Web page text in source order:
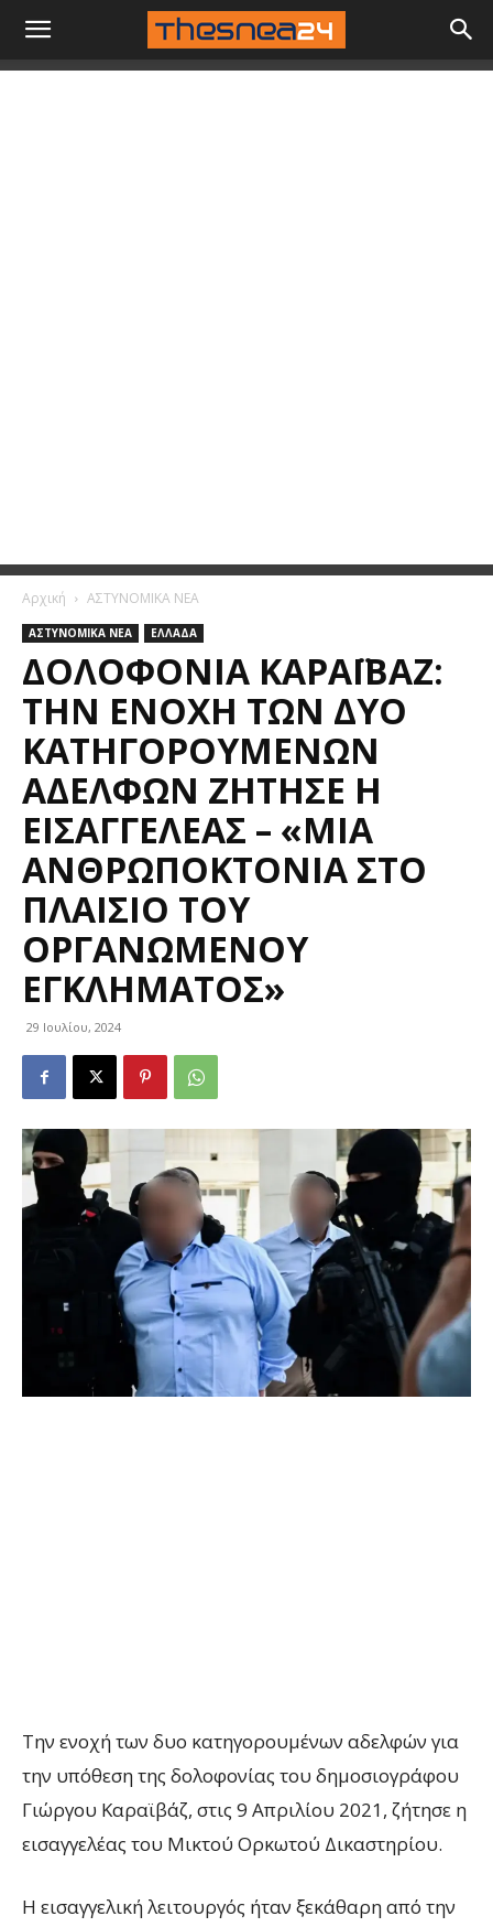
Αρχική ΑΣΤΥΝΟΜΙΚΑ ΝΕΑ
ΑΣΤΥΝΟΜΙΚΑ ΝΕΑ ΕΛΛΑΔΑ
ΔΟΛΟΦΟΝΊΑ ΚΑΡΑΪΒΆΖ:
ΤΗΝ ΕΝΟΧΉ ΤΩΝ ΔΥΟ
ΚΑΤΗΓΟΡΟΥΜΈΝΩΝ
ΑΔΕΛΦΏΝ ΖΉΤΗΣΕ Η
ΕΙΣΑΓΓΕΛΈΑΣ – «ΜΊΑ
ΑΝΘΡΩΠΟΚΤΟΝΊΑ ΣΤΟ
ΠΛΑΊΣΙΟ ΤΟΥ
ΟΡΓΑΝΩΜΈΝΟΥ
ΕΓΚΛΉΜΑΤΟΣ»
29 Ιουλίου, 2024
Την ενοχή των δυο κατηγορουμένων αδελφών για
την υπόθεση της δολοφονίας του δημοσιογράφου
Γιώργου Καραϊβάζ, στις 9 Απριλίου 2021, ζήτησε η
εισαγγελέας του Μικτού Ορκωτού Δικαστηρίου.
Η εισαγγελική λειτουργός ήταν ξεκάθαρη από την